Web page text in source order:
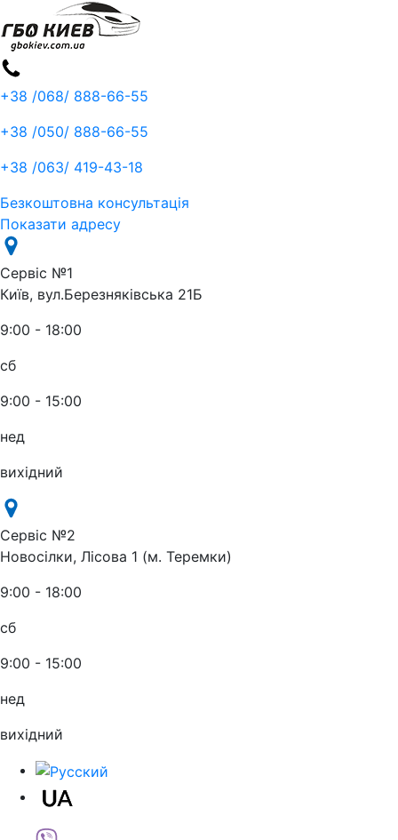
+38 /068/ 888-66-55
+38 /050/ 888-66-55
+38 /063/ 419-43-18
Безкоштовна консультація
Показати адресу
Сервіс №1
Київ, вул.Березняківська 21Б
9:00 - 18:00
сб
9:00 - 15:00
нед
вихідний
Сервіс №2
Новосілки, Лісова 1 (м. Теремки)
9:00 - 18:00
сб
9:00 - 15:00
нед
вихідний